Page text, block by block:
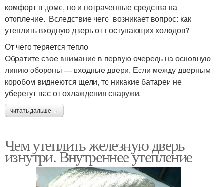
комфорт в доме, но и потраченные средства на
отопление. Вследствие чего возникает вопрос: как
утеплить входную дверь от поступающих холодов?
От чего теряется тепло
Обратите свое внимание в первую очередь на основную
линию обороны — входные двери. Если между дверным
коробом виднеются щели, то никакие батареи не
уберегут вас от охлаждения снаружи.
читать дальше →
Чем утеплить железную дверь
изнутри. Внутреннее утепление